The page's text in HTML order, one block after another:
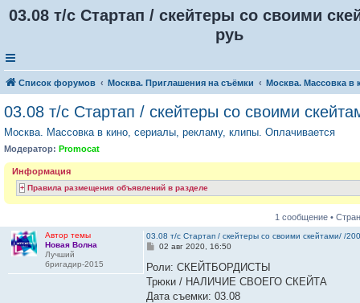
03.08 т/с Стартап / скейтеры со своими
руь
Список форумов Москва. Приглашения на съёмки Москва. Массовка в
03.08 т/с Стартап / скейтеры со своими
Москва. Массовка в кино, сериалы, рекламу, клипы. Оплачивается
Модератор: Promocat
Информация
Правила размещения объявлений в разделе
1 сообщение •
Автор темы
Новая Волна
Лучший
бригадир-2015
03.08 т/с Стартап / скейтеры со своими скейтами/ /
С
о
щ
е
02 авг 2020, 16:50
Роли: СКЕЙТБОРДИСТЫ
Трюки / НАЛИЧИЕ СВОЕГО СКЕЙТА
Дата съемки: 03.08